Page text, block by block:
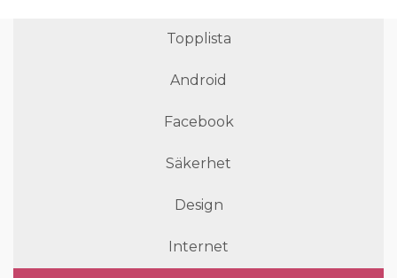
Topplista
Android
Facebook
Säkerhet
Design
Internet